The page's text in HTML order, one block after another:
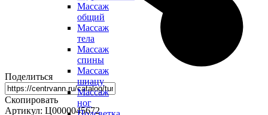
Массаж
общий
Массаж
тела
Массаж
спины
Массаж
шиацу
Массаж
ног
Поделиться
Скопировать
Артикул: Ц0000045672